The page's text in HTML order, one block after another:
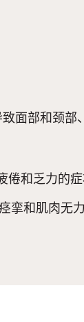
面部和颈部
和乏力的症
和肌肉无